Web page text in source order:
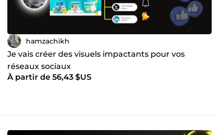
hamzachikh
Je vais créer des visuels impactants pour vos
réseaux sociaux
À partir de 56,43 $US